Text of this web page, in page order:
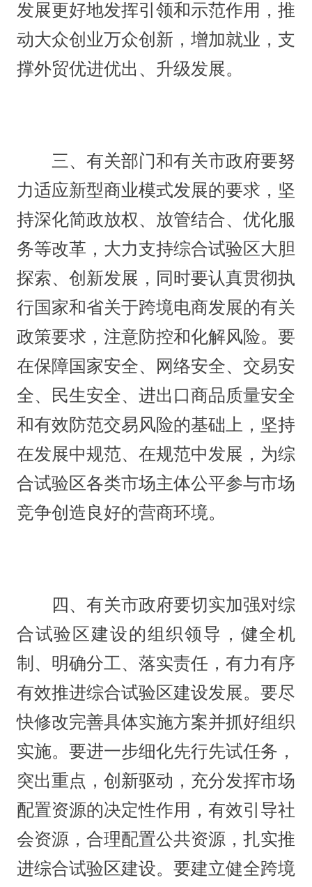
发展更好地发挥引领和示范作用，推
动大众创业万众创新，增加就业，支
撑外贸优进优出、升级发展。
三、有关部门和有关市政府要努
力适应新型商业模式发展的要求，坚
持深化简政放权、放管结合、优化服
务等改革，大力支持综合试验区大胆
探索、创新发展，同时要认真贯彻执
行国家和省关于跨境电商发展的有关
政策要求，注意防控和化解风险。要
在保障国家安全、网络安全、交易安
全、民生安全、进出口商品质量安全
和有效防范交易风险的基础上，坚持
在发展中规范、在规范中发展，为综
合试验区各类市场主体公平参与市场
竞争创造良好的营商环境。
四、有关市政府要切实加强对综
合试验区建设的组织领导，健全机
制、明确分工、落实责任，有力有序
有效推进综合试验区建设发展。要尽
快修改完善具体实施方案并抓好组织
实施。要进一步细化先行先试任务，
突出重点，创新驱动，充分发挥市场
配置资源的决定性作用，有效引导社
会资源，合理配置公共资源，扎实推
进综合试验区建设。要建立健全跨境